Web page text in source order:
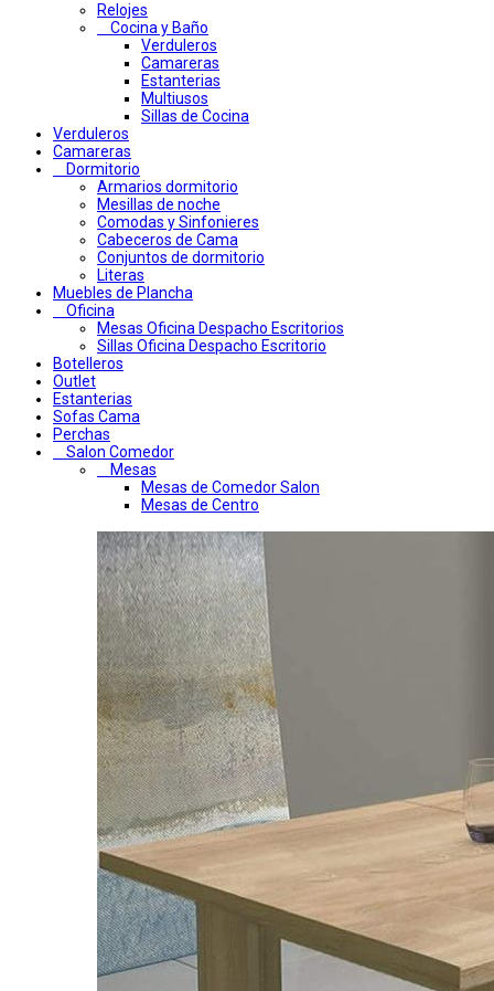
Relojes
Cocina y Baño
Verduleros
Camareras
Estanterias
Multiusos
Sillas de Cocina
Verduleros
Camareras
Dormitorio
Armarios dormitorio
Mesillas de noche
Comodas y Sinfonieres
Cabeceros de Cama
Conjuntos de dormitorio
Literas
Muebles de Plancha
Oficina
Mesas Oficina Despacho Escritorios
Sillas Oficina Despacho Escritorio
Botelleros
Outlet
Estanterias
Sofas Cama
Perchas
Salon Comedor
Mesas
Mesas de Comedor Salon
Mesas de Centro